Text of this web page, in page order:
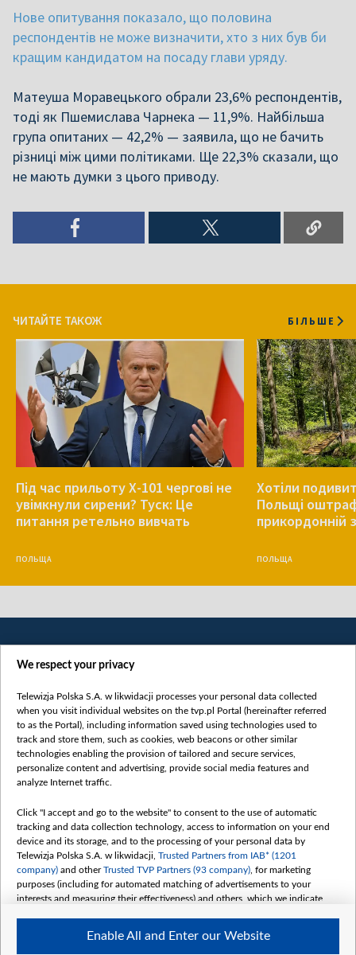
Нове опитування показало, що половина
респондентів не може визначити, хто з них був би
кращим кандидатом на посаду глави уряду.
Матеуша Моравецького обрали 23,6% респондентів,
тоді як Пшемислава Чарнека — 11,9%. Найбільша
група опитаних — 42,2% — заявила, що не бачить
різниці між цими політиками. Ще 22,3% сказали, що
не мають думки з цього приводу.
ЧИТАЙТЕ ТАКОЖ БІЛЬШЕ
Під час прильоту Х-101 чергові не
увімкнули сирени? Туск: Це
питання ретельно вивчать
ПОЛЬЩА
Хотіли
Польщі
прикордонній
ПОЛЬЩА
Категорії
Новини
Докладно
Погляд
Цікаво
Slawa.tv
Про нас
Контакти
Правила використання матеріалів
We respect your privacy
Telewizja Polska S.A. w likwidacji processes your personal data collected
when you visit individual websites on the tvp.pl Portal (hereinafter referred
to as the Portal), including information saved using technologies used to
track and store them, such as cookies, web beacons or other similar
technologies enabling the provision of tailored and secure services,
personalize content and advertising, provide social media features and
analyze Internet traffic.
Click "I accept and go to the website" to consent to the use of automatic
tracking and data collection technology, access to information on your end
device and its storage, and to the processing of your personal data by
Telewizja Polska S.A. w likwidacji, Trusted Partners from IAB* (1201
company) and otherTrusted TVP Partners (93 company) , for marketing
purposes (including for automated matching of advertisements to your
interests and measuring their effectiveness) and others, which we indicate
The purposes of processing your data by TVP S.A. w likwidacji are as
follows:
Enable All and Enter our Website